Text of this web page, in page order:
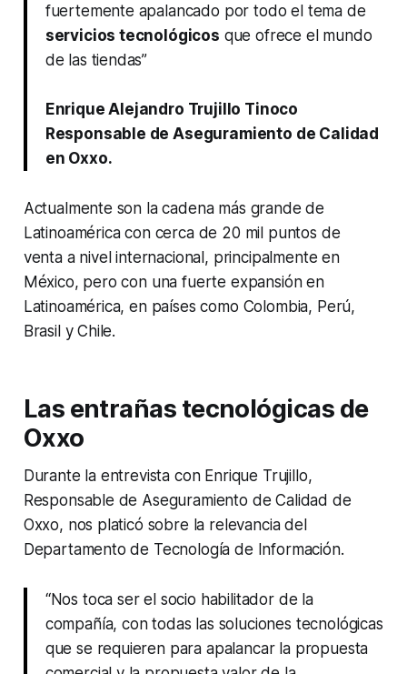
fuertemente apalancado por todo el tema de
servicios tecnológicos que ofrece el mundo
de las tiendas”
Enrique Alejandro Trujillo Tinoco
Responsable de Aseguramiento de Calidad
en Oxxo.
Actualmente son la cadena más grande de
Latinoamérica con cerca de 20 mil puntos de
venta a nivel internacional, principalmente en
México, pero con una fuerte expansión en
Latinoamérica, en países como Colombia, Perú,
Brasil y Chile.
Las entrañas tecnológicas de
Oxxo
Durante la entrevista con Enrique Trujillo,
Responsable de Aseguramiento de Calidad de
Oxxo, nos platicó sobre la relevancia del
Departamento de Tecnología de Información.
“Nos toca ser el socio habilitador de la
compañía, con todas las soluciones tecnológicas
que se requieren para apalancar la propuesta